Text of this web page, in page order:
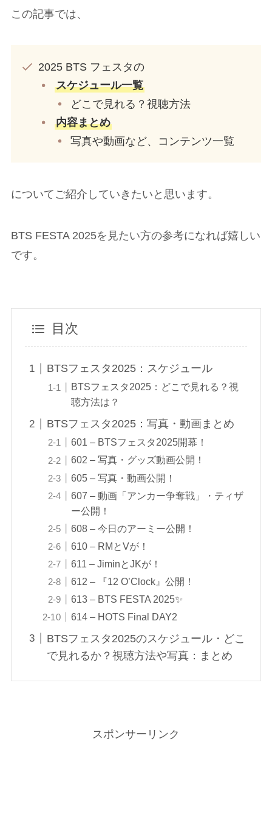
この記事では、
2025 BTS フェスタの
スケジュール一覧
どこで見れる？視聴方法
内容まとめ
写真や動画など、コンテンツ一覧
についてご紹介していきたいと思います。
BTS FESTA 2025を見たい方の参考になれば嬉しい
です。
目次
BTSフェスタ2025：スケジュール
BTSフェスタ2025：どこで見れる？視
聴方法は？
BTSフェスタ2025：写真・動画まとめ
601 – BTSフェスタ2025開幕！
602 – 写真・グッズ動画公開！
605 – 写真・動画公開！
607 – 動画「アンカー争奪戦」・ティザ
ー公開！
608 – 今日のアーミー公開！
610 – RMとVが！
611 – JiminとJKが！
612 – 『12 O’Clock』公開！
613 – BTS FESTA 2025✨
614 – HOTS Final DAY2
BTSフェスタ2025のスケジュール・どこ
で見れるか？視聴方法や写真：まとめ
スポンサーリンク